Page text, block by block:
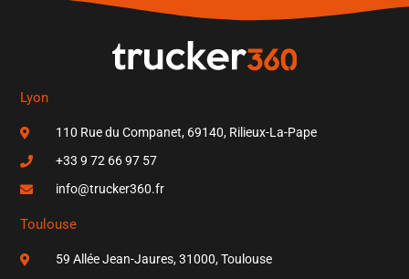
Lyon
110 Rue du Companet, 69140, Rilieux-La-Pape
+33 9 72 66 97 57
info@trucker360.fr
Toulouse
59 Allée Jean-Jaures, 31000, Toulouse